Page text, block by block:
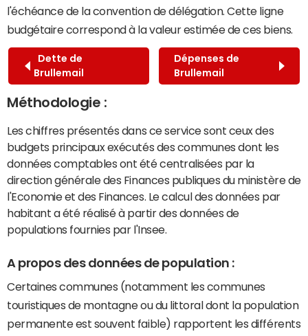
l'échéance de la convention de délégation. Cette ligne
budgétaire correspond à la valeur estimée de ces biens.
Dette de
Brullemail
Dépenses de
Brullemail
Méthodologie :
Les chiffres présentés dans ce service sont ceux des
budgets principaux exécutés des communes dont les
données comptables ont été centralisées par la
direction générale des Finances publiques du ministère de
l'Economie et des Finances. Le calcul des données par
habitant a été réalisé à partir des données de
populations fournies par l'Insee.
A propos des données de population :
Certaines communes (notamment les communes
touristiques de montagne ou du littoral dont la population
permanente est souvent faible) rapportent les différents